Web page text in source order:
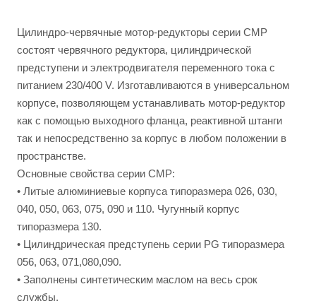
Цилиндро-червячные мотор-редукторы серии CMP
состоят червячного редуктора, цилиндрической
предступени и электродвигателя переменного тока с
питанием 230/400 V. Изготавливаются в универсальном
корпусе, позволяющем устанавливать мотор-редуктор
как с помощью выходного фланца, реактивной штанги
так и непосредственно за корпус в любом положении в
пространстве.
Основные свойства серии СМP:
• Литые алюминиевые корпуса типоразмера 026, 030,
040, 050, 063, 075, 090 и 110. Чугунный корпус
типоразмера 130.
• Цилиндрическая предступень серии PG типоразмера
056, 063, 071,080,090.
• Заполнены синтетическим маслом на весь срок
службы.